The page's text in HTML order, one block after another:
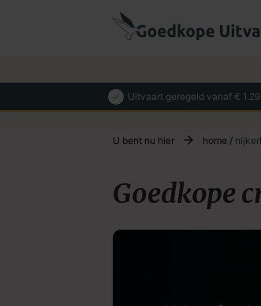
Uitvaart geregeld vanaf €
U bent nu hier home /
Goedkope